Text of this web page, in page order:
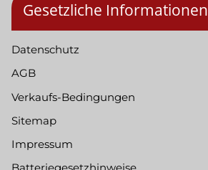
Gesetzliche Informationen
Datenschutz
AGB
Verkaufs-Bedingungen
Sitemap
Impressum